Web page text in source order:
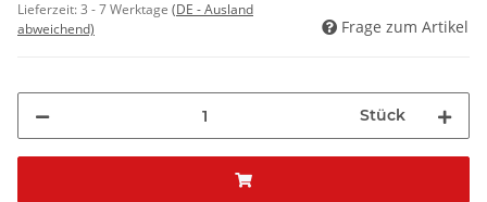
Lieferzeit:3 - 7 Werktage (DE - Ausland
abweichend)
Frage zum Artikel
Stück